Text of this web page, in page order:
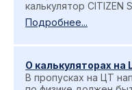
калькулятор CITIZEN
Подробнее...
О калькуляторах на
В пропусках на ЦТ